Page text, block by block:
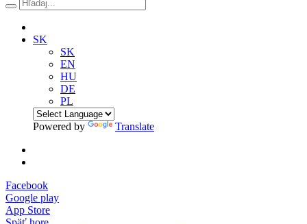
SK
SK
EN
HU
DE
PL
Powered by Translate
Facebook
Google play
App Store